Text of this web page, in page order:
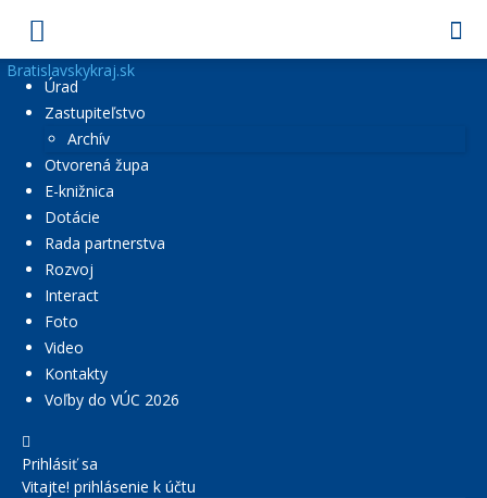
Bratislavskykraj.sk
Úrad
Zastupiteľstvo
Archív
Otvorená župa
E-knižnica
Dotácie
Rada partnerstva
Rozvoj
Interact
Foto
Video
Kontakty
Voľby do VÚC 2026
Prihlásiť sa
Vitajte! prihlásenie k účtu